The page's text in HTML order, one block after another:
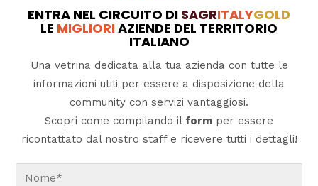
ENTRA NEL CIRCUITO DI SAGRITALYGOLD
LE MIGLIORIAZIENDE DEL TERRITORIO
ITALIANO
Una vetrina dedicata alla tua azienda con tutte le
informazioni utili per essere a disposizione della
community con servizi vantaggiosi.
Scopri come compilando il form per essere
ricontattato dal nostro staff e ricevere tutti i dettagli!